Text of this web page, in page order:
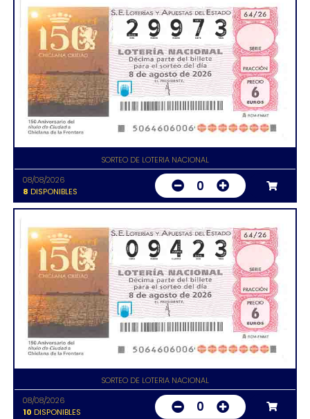
SORTEO DE LOTERIA NACIONAL
08/08/2026
8 DISPONIBLES 0
SORTEO DE LOTERIA NACIONAL
08/08/2026
10 DISPONIBLES 0